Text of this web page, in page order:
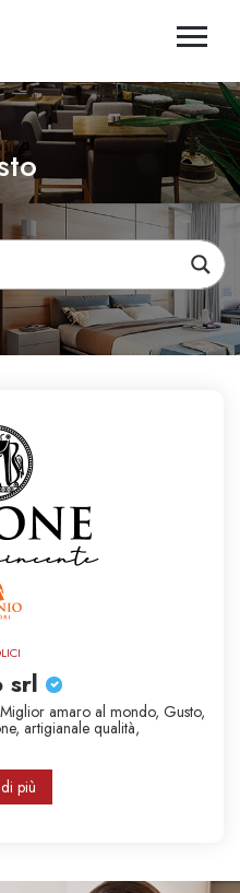
srl
Miglior amaro al mondo, Gusto,
artigianale qualità,
più